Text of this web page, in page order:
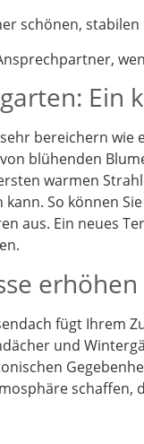
schönen,
Ein
bereichern
blühenden
warmen
So können
aus. Ein neues
erhöhen
fügt Ihrem
und